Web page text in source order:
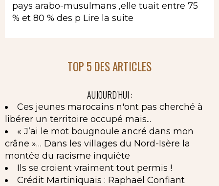
pays arabo-musulmans ,elle tuait entre 75
% et 80 % des p Lire la suite
TOP 5 DES ARTICLES
AUJOURD'HUI :
Ces jeunes marocains n'ont pas cherché à
libérer un territoire occupé mais...
« J’ai le mot bougnoule ancré dans mon
crâne »… Dans les villages du Nord-Isère la
montée du racisme inquiète
Ils se croient vraiment tout permis !
Crédit Martiniquais : Raphaël Confiant